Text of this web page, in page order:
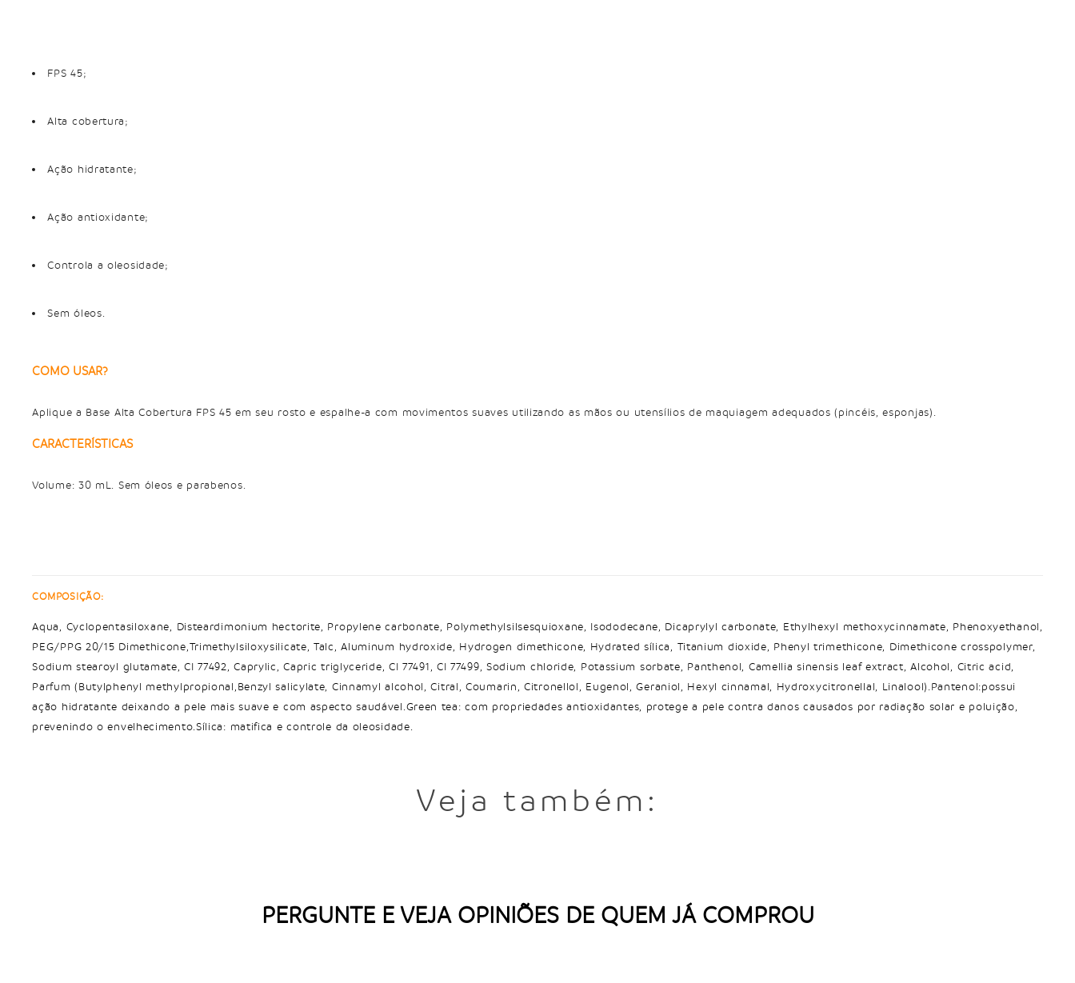
FPS 45;
Alta cobertura;
Ação hidratante;
Ação antioxidante;
Controla a oleosidade;
Sem óleos.
COMO USAR?
CARACTERÍSTICAS
COMPOSIÇÃO:
Aqua, Cyclopentasiloxane, Disteardimonium hectorite, Propylene carbonate, Polymethylsilsesquioxane, Isododecane, Dicaprylyl carbonate, Ethylhexyl methoxycinnamate, Phenoxyethanol,
PEG/PPG 20/15 Dimethicone,Trimethylsiloxysilicate, Talc, Aluminum hydroxide, Hydrogen dimethicone, Hydrated sílica, Titanium dioxide, Phenyl trimethicone, Dimethicone crosspolymer,
Sodium stearoyl glutamate, CI 77492, Caprylic, Capric triglyceride, CI 77491, CI 77499, Sodium chloride, Potassium sorbate, Panthenol, Camellia sinensis leaf extract, Alcohol, Citric acid,
Parfum (Butylphenyl methylpropional,Benzyl salicylate, Cinnamyl alcohol, Citral, Coumarin, Citronellol, Eugenol, Geraniol, Hexyl cinnamal, Hydroxycitronellal, Linalool).Pantenol:possui
ação hidratante deixando a pele mais suave e com aspecto saudável.Green tea: com propriedades antioxidantes, protege a pele contra danos causados por radiação solar e poluição,
prevenindo o envelhecimento.Sílica: matifica e controle da oleosidade.
Veja também:
PERGUNTE E VEJA OPINIÕES DE QUEM JÁ COMPROU